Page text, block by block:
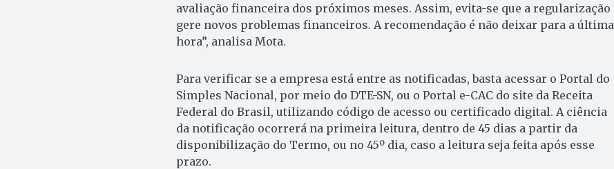
avaliação financeira dos próximos meses. Assim, evita-se que a regularização
gere novos problemas financeiros. A recomendação é não deixar para a última
hora”, analisa Mota.
Para verificar se a empresa está entre as notificadas, basta acessar o Portal do
Simples Nacional, por meio do DTE-SN, ou o Portal e-CAC do site da Receita
Federal do Brasil, utilizando código de acesso ou certificado digital. A ciência
da notificação ocorrerá na primeira leitura, dentro de 45 dias a partir da
disponibilização do Termo, ou no 45º dia, caso a leitura seja feita após esse
prazo.